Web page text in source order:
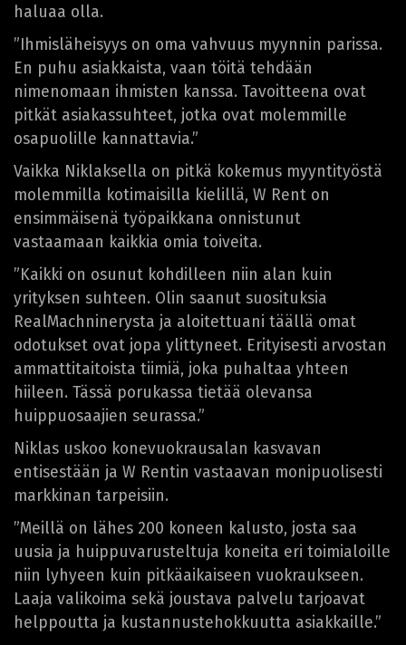
haluaa olla.
”Ihmisläheisyys on oma vahvuus myynnin parissa.
En puhu asiakkaista, vaan töitä tehdään
nimenomaan ihmisten kanssa. Tavoitteena ovat
pitkät asiakassuhteet, jotka ovat molemmille
osapuolille kannattavia.”
Vaikka Niklaksella on pitkä kokemus myyntityöstä
molemmilla kotimaisilla kielillä, W Rent on
ensimmäisenä työpaikkana onnistunut
vastaamaan kaikkia omia toiveita.
”Kaikki on osunut kohdilleen niin alan kuin
yrityksen suhteen. Olin saanut suosituksia
RealMachninerysta ja aloitettuani täällä omat
odotukset ovat jopa ylittyneet. Erityisesti arvostan
ammattitaitoista tiimiä, joka puhaltaa yhteen
hiileen. Tässä porukassa tietää olevansa
huippuosaajien seurassa.”
Niklas uskoo konevuokrausalan kasvavan
entisestään ja W Rentin vastaavan monipuolisesti
markkinan tarpeisiin.
”Meillä on lähes 200 koneen kalusto, josta saa
uusia ja huippuvarusteltuja koneita eri toimialoille
niin lyhyeen kuin pitkäaikaiseen vuokraukseen.
Laaja valikoima sekä joustava palvelu tarjoavat
helppoutta ja kustannustehokkuutta asiakkaille.”